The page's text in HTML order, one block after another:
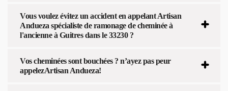
Vous voulez évitez un accident en appelant Artisan
Andueza spécialiste de ramonage de cheminée à
l'ancienne à Guitres dans le 33230 ?
Vos cheminées sont bouchées ? n’ayez pas peur
appelezArtisan Andueza!